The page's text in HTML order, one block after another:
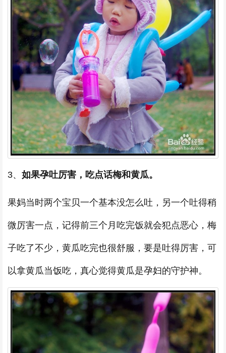
3、 如果孕吐厉害，吃点话梅和黄瓜。
果妈当时两个宝贝一个基本没怎么吐，另一个吐得稍
微厉害一点，记得前三个月吃完饭就会犯点恶心，梅
子吃了不少，黄瓜吃完也很舒服，要是吐得厉害，可
以拿黄瓜当饭吃，真心觉得黄瓜是孕妇的守护神。